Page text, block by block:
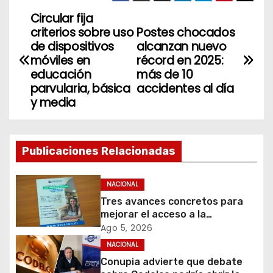
N
a
a
c
ó
n
Postes chocados
alcanzan nuevo
récord en 2025:
más de 10
accidentes al día
Circular fija
criterios sobre uso
de dispositivos
móviles en
educación
parvularia, básica
y media
Publicaciones Relacionadas
NACIONAL
Tres avances concretos para
mejorar el acceso a la
información y proteger los
derechos de los contribuyentes
en materia de avalúos y
contribuciones
Ago 5, 2026
NACIONAL
Conupia advierte que debate